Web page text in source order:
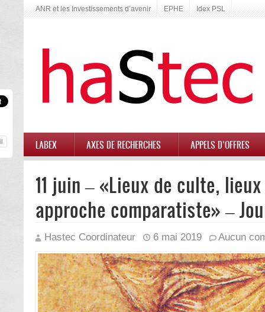
ANR et les Investissements d’avenir EPHE Idex PSL
LABEX AXES DE RECHERCHES APPELS D’OFFRES
11 juin – «Lieux de culte,
approche comparatiste» –
Hastec Coordinateur 6 mai 2019 Aucun